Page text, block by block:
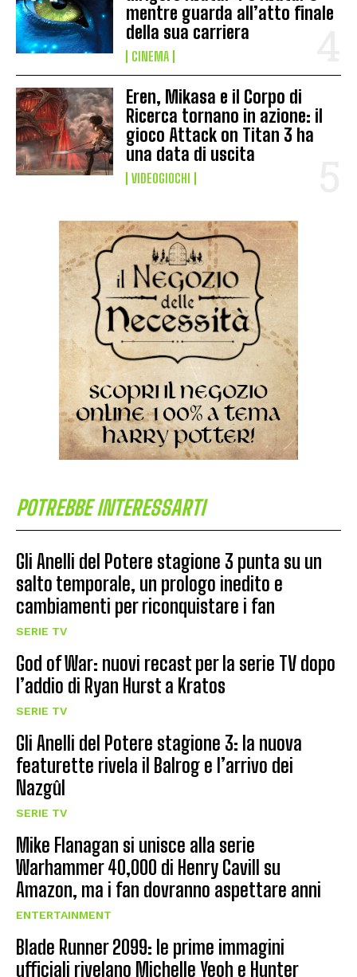
mentre guarda all’atto finale
della sua carriera
CINEMA
Eren, Mikasa e il Corpo di
Ricerca tornano in azione: il
gioco Attack on Titan 3 ha
una data di uscita
VIDEOGIOCHI
POTREBBE INTERESSARTI
Gli Anelli del Potere stagione 3 punta su un
salto temporale, un prologo inedito e
cambiamenti per riconquistare i fan
SERIE TV
God of War: nuovi recast per la serie TV dopo
l’addio di Ryan Hurst a Kratos
SERIE TV
Gli Anelli del Potere stagione 3: la nuova
featurette rivela il Balrog e l’arrivo dei
Nazgûl
SERIE TV
Mike Flanagan si unisce alla serie
Warhammer 40,000 di Henry Cavill su
Amazon, ma i fan dovranno aspettare anni
ENTERTAINMENT
Blade Runner 2099: le prime immagini
ufficiali rivelano Michelle Yeoh e Hunter